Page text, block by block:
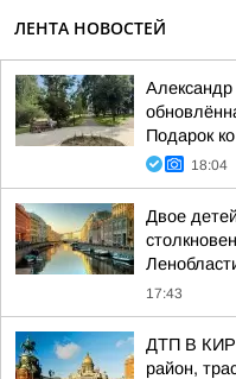
ЛЕНТА НОВОСТЕЙ
Александр
Подарок
18:04
Двое
17:43
ДТП В
район,